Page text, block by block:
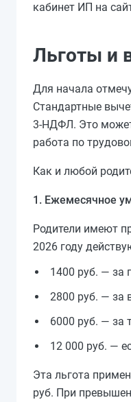
кабинет ИП на
Льготы и
Для начала
Стандартные
3‑НДФЛ. Это
работа по
Как и любой
1. Ежемесячное
Родители имеют
2026 году
1400 руб. — за
2800 руб. — за
6000 руб. — за
12 000 руб. —
Эта льгота
руб. При